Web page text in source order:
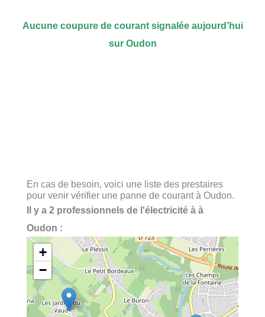
Aucune coupure de courant signalée aujourd’hui
sur Oudon
En cas de besoin, voici une liste des prestaires
pour venir vérifier une panne de courant à Oudon.
Il y a 2 professionnels de l'électricité à à
Oudon :
+
−